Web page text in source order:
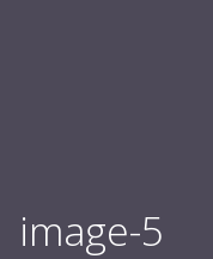
image-5